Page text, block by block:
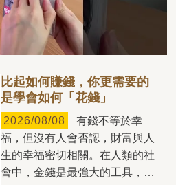
比起如何賺錢，你更需要的
是學會如何「花錢」
2026/08/08
福，但沒有人會否認，財富與人
生的幸福密切相關。在人類的社
會中，金錢是最強大的工具，也